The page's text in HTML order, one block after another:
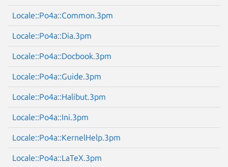
Locale::Po4a::Common.3pm
Locale::Po4a::Dia.3pm
Locale::Po4a::Docbook.3pm
Locale::Po4a::Guide.3pm
Locale::Po4a::Halibut.3pm
Locale::Po4a::Ini.3pm
Locale::Po4a::KernelHelp.3pm
Locale::Po4a::LaTeX.3pm